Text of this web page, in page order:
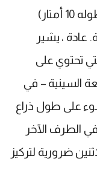
طرفي هيكل ضيق بطول 33 قدمًا (طوله 10 أمتار)
عادة ، يشير
تحتوي على
السينية – في
على طول ذراع
الطرف الآخر
ضرورية لتركيز